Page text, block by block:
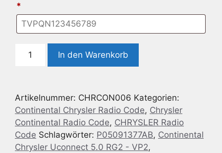
*
Code
Continental
Chrysler
Uconnect
5.0
RG2
In den Warenkorb
Artikelnummer: CHRCON006 Kategorien:
Continental Chrysler Radio Code, Chrysler
Continental Radio Code, CHRYSLER Radio
Code Schlagwörter: P05091377AB, Continental
Chrysler Uconnect 5.0 RG2 - VP2,